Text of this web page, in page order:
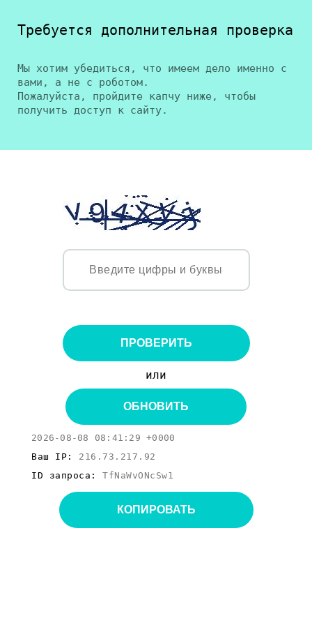
Требуется дополнительная проверка
Мы хотим убедиться, что имеем дело именно с
вами, а не с роботом.
Пожалуйста, пройдите капчу ниже, чтобы
получить доступ к сайту.
ПРОВЕРИТЬ
или
ОБНОВИТЬ
2026-08-08 08:41:29 +0000
Ваш IP: 216.73.217.92
ID запроса: TfNaWvONcSw1
КОПИРОВАТЬ